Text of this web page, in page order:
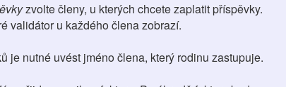
zvolte členy, u kterých chcete zaplatit příspěvky.
validátor u každého člena zobrazí.
je nutné uvést jméno člena, který rodinu zastupuje.